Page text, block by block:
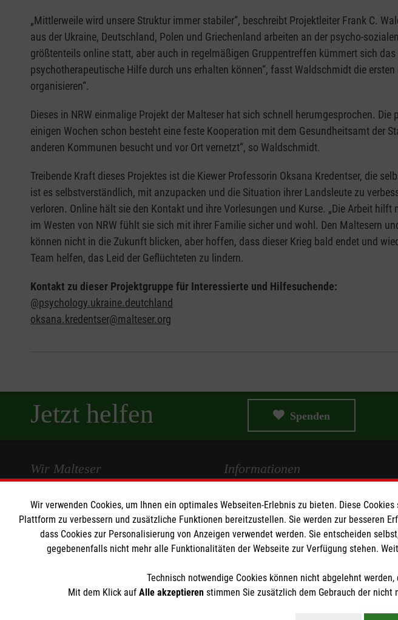
„Mittlerweile wird unsere Struktur immer stabiler“, beschreibt Projektleiter Frank C.
aus der Ukraine, Deutschland, Polen und Griechenland arbeiten an der psycho-
größtenteils online statt, aber auch in regelmäßigen Gruppentreffen kümmert sich
psychotherapeutische Hilfe durch uns erhalten können“, fasst Waldschmidt die
organisieren“.
Dieses in NRW einmalige Projekt der Malteser hat sich schnell herumgesprochen.
einigen Wochen schon besteht eine feste Kooperation mit dem Gesundheitsamt der
anderen Kommunen besucht und vor Ort vernetzt“, so Waldschmidt.
Treibende Kraft dieses Projektes ist die Kiewer Professorin Oksana Kredentser, die
ist es selbstverständlich, mit anzupacken und die Situation ihrer Landsleute zu
verloren. Online hält sie den Kontakt und ihre Vorlesungen und Kurse. „Die Arbeit
im Westen von NRW fühlt sie sich mit ihrer Familie sicher und wohl. Den Maltesern
können nicht in die Zukunft blicken, aber hoffen, dass dieser Krieg bald endet und
Team helfen, das Leid der Geflüchteten zu lindern.
Kontakt zu dieser Projektgruppe für Interessierte und Hilfesuchende:
@psychology.ukraine.deutchland
oksana.kredentser@malteser.org
Jetzt helfen Spenden
Wir Malteser
Spenden und Helfen
Angebote und Leistungen
Unsere Kurse
Mitarbeiten
Informationen
Kontakt
Pressestelle
Impressum
Wir verwenden Cookies, um Ihnen ein optimales Webseiten-Erlebnis zu bieten. Diese
Plattform zu verbessern und zusätzliche Funktionen bereitzustellen. Sie werden zur besseren
dass Cookies zur Personalisierung von Anzeigen verwendet werden. Sie entscheiden
gegebenenfalls nicht mehr alle Funktionalitäten der Webseite zur Verfügung stehen.
Technisch notwendige Cookies können nicht abgelehnt
Mit dem Klick auf Alle akzeptieren stimmen Sie zusätzlich dem Gebrauch der nicht